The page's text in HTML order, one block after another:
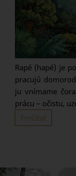
Rapé (hapé) je
pracujú
ju vnímame
prácu – očistu,
Prečítať